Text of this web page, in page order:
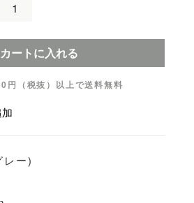
カートに入れる
円（税抜）以上で送料無料
レー)